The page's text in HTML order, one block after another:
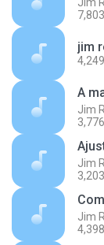
jim
A
Jim
Jim
Jim